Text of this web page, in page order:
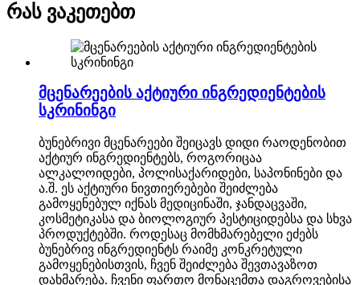
რას ვაკეთებთ
მცენარეების აქტიური ინგრედიენტების
სკრინინგი
ბუნებრივი მცენარეები შეიცავს დიდი რაოდენობით
აქტიურ ინგრედიენტებს, როგორიცაა
ალკალოიდები, პოლისაქარიდები, საპონინები და
ა.შ. ეს აქტიური ნივთიერებები შეიძლება
გამოყენებულ იქნას მედიცინაში, ჯანდაცვაში,
კოსმეტიკასა და ბიოლოგიურ პესტიციდებსა და სხვა
პროდუქტებში. როდესაც მომხმარებელი ეძებს
ბუნებრივ ინგრედიენტს რაიმე კონკრეტული
გამოყენებისთვის, ჩვენ შეიძლება შევთავაზოთ
დახმარება. ჩვენი ფართო მონაცემთა დაგროვებისა